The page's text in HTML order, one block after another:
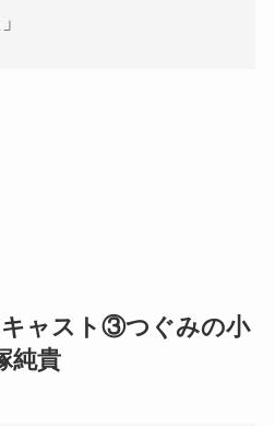
キャスト③つぐみの小
純貴